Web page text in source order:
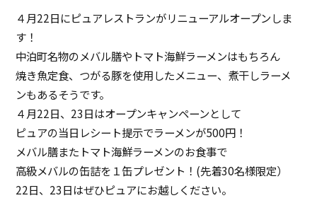
４月22日にピュアレストランがリニューアルオープンしま
す！
中泊町名物のメバル膳やトマト海鮮ラーメンはもちろん
焼き魚定食、つがる豚を使用したメニュー、煮干しラーメ
ンもあるそうです。
４月22日、23日はオープンキャンペーンとして
ピュアの当日レシート提示でラーメンが500円！
メバル膳またトマト海鮮ラーメンのお食事で
高級メバルの缶詰を１缶プレゼント！(先着30名様限定）
22日、23日はぜひピュアにお越しください。